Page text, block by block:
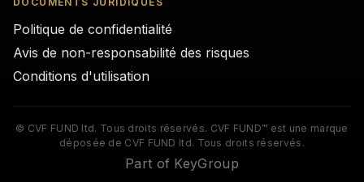
Politique de confidentialité
Avis de non-responsabilité des risques
Conditions d'utilisation
© CVF FUND ltd. Tous droits réservés. CVF FUND™ est une marque
déposée de CVF FUND ltd. Tous droits réservés.
Part of KeyGroup